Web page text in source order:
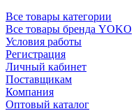
Все товары категории
Все товары бренда YOKO
Условия работы
Регистрация
Личный кабинет
Поставщикам
Компания
Оптовый каталог